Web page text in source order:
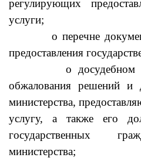
регулирующих
услуги;
о перечне
предоставления
о досудебном
обжалования решений и
министерства,
услугу, а также его
государственных
министерства;